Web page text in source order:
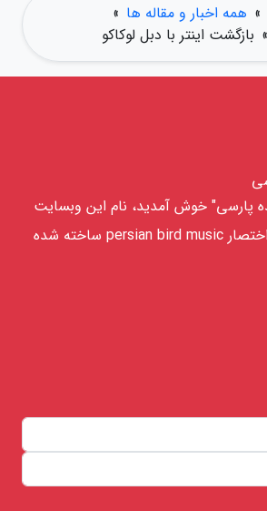
» همه اخبار و مقاله ها »
» بازگشت اینتر با دبل لوکاکو
پارسی" خوش آمدید، نام این وبسایت
pbmusic است و از اختصار persian bird music ساخته شده